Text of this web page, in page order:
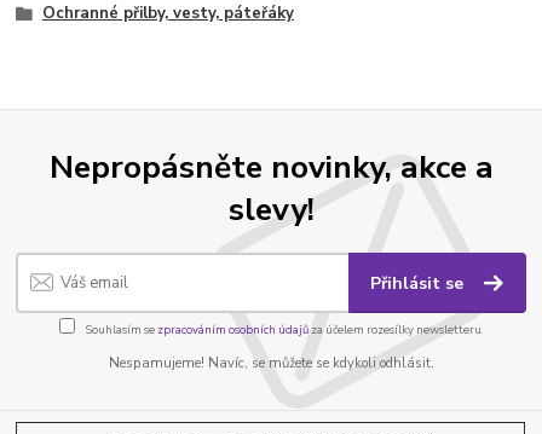
Ochranné přilby, vesty, páteřáky
Nepropásněte novinky, akce a
slevy!
Přihlásit se
Souhlasím se zpracováním osobních údajůza účelem rozesílky newsletteru.
Nespamujeme! Navíc, se můžete se kdykoli odhlásit.